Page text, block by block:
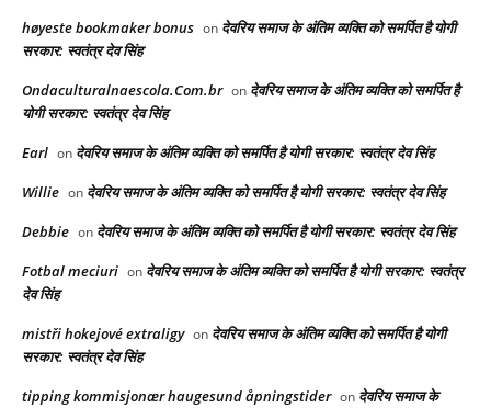
høyeste bookmaker bonus on देवरिय समाज के अंतिम व्यक्ति को समर्पित है योगी
सरकार: स्वतंत्र देव सिंह
Ondaculturalnaescola.Com.br on देवरिय समाज के अंतिम व्यक्ति को समर्पित है
योगी सरकार: स्वतंत्र देव सिंह
Earl on देवरिय समाज के अंतिम व्यक्ति को समर्पित है योगी सरकार: स्वतंत्र देव सिंह
Willie on देवरिय समाज के अंतिम व्यक्ति को समर्पित है योगी सरकार: स्वतंत्र देव सिंह
Debbie on देवरिय समाज के अंतिम व्यक्ति को समर्पित है योगी सरकार: स्वतंत्र देव सिंह
Fotbal meciuri on देवरिय समाज के अंतिम व्यक्ति को समर्पित है योगी सरकार: स्वतंत्र
देव सिंह
mistři hokejové extraligy on देवरिय समाज के अंतिम व्यक्ति को समर्पित है योगी
सरकार: स्वतंत्र देव सिंह
tipping kommisjonær haugesund åpningstider on देवरिय समाज के